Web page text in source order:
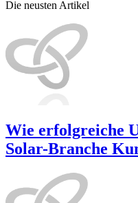
Die neusten Artikel
Wie erfolgreiche
Solar-Branche